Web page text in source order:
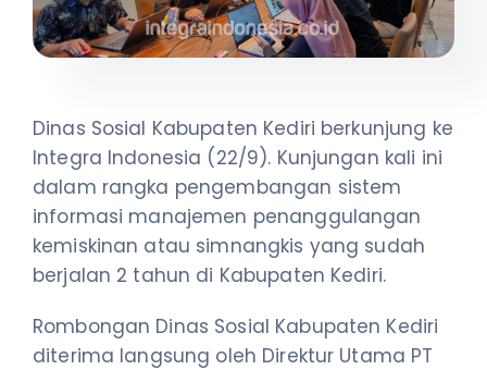
Dinas Sosial Kabupaten Kediri berkunjung ke
Integra Indonesia (22/9). Kunjungan kali ini
dalam rangka pengembangan sistem
informasi manajemen penanggulangan
kemiskinan atau simnangkis yang sudah
berjalan 2 tahun di Kabupaten Kediri.
Rombongan Dinas Sosial Kabupaten Kediri
diterima langsung oleh Direktur Utama PT